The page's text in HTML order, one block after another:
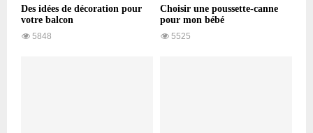
Des idées de décoration pour
votre balcon
5848
Choisir une poussette-canne
pour mon bébé
5525